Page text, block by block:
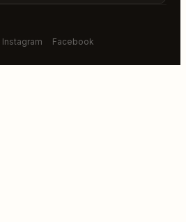
Instagram Facebook